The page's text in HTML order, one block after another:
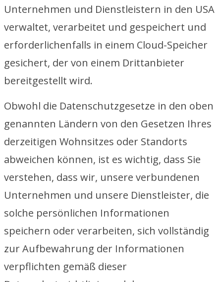
Unternehmen und Dienstleistern in den USA
verwaltet, verarbeitet und gespeichert und
erforderlichenfalls in einem Cloud-Speicher
gesichert, der von einem Drittanbieter
bereitgestellt wird.
Obwohl die Datenschutzgesetze in den oben
genannten Ländern von den Gesetzen Ihres
derzeitigen Wohnsitzes oder Standorts
abweichen können, ist es wichtig, dass Sie
verstehen, dass wir, unsere verbundenen
Unternehmen und unsere Dienstleister, die
solche persönlichen Informationen
speichern oder verarbeiten, sich vollständig
zur Aufbewahrung der Informationen
verpflichten gemäß dieser